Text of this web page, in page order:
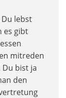
lebst
es gibt
mitreden
bist ja
den